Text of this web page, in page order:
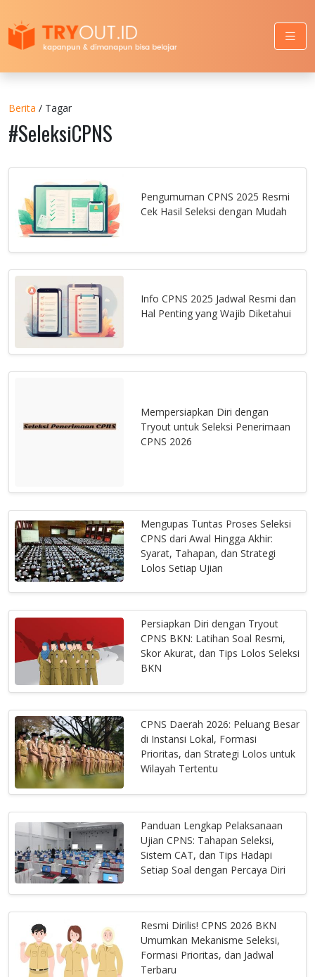
Berita / Tagar
#SeleksiCPNS
Pengumuman CPNS 2025 Resmi
Cek Hasil Seleksi dengan Mudah
Info CPNS 2025 Jadwal Resmi dan
Hal Penting yang Wajib Diketahui
Mempersiapkan Diri dengan
Tryout untuk Seleksi Penerimaan
CPNS 2026
Mengupas Tuntas Proses Seleksi
CPNS dari Awal Hingga Akhir:
Syarat, Tahapan, dan Strategi
Lolos Setiap Ujian
Persiapkan Diri dengan Tryout
CPNS BKN: Latihan Soal Resmi,
Skor Akurat, dan Tips Lolos Seleksi
BKN
CPNS Daerah 2026: Peluang Besar
di Instansi Lokal, Formasi
Prioritas, dan Strategi Lolos untuk
Wilayah Tertentu
Panduan Lengkap Pelaksanaan
Ujian CPNS: Tahapan Seleksi,
Sistem CAT, dan Tips Hadapi
Setiap Soal dengan Percaya Diri
Resmi Dirilis! CPNS 2026 BKN
Umumkan Mekanisme Seleksi,
Formasi Prioritas, dan Jadwal
Terbaru